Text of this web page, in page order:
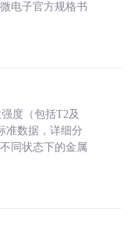
电子官方规格书
度（包括T2及
准数据，详细分
同状态下的金属